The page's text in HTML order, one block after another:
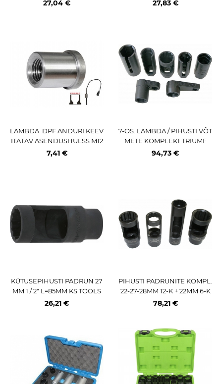
27,04 € 27,83 €
LAMBDA. DPF ANDURI KEEV
ITATAV ASENDUSHÜLSS M12
X1.25 KOONILINE IST TRIUMF
7,41 €
7-OS. LAMBDA / PIHUSTI VÕT
METE KOMPLEKT TRIUMF
94,73 €
KÜTUSEPIHUSTI PADRUN 27
MM 1 / 2" L=85MM KS TOOLS
26,21 €
PIHUSTI PADRUNITE KOMPL.
22-27-28MM 12-K + 22MM 6-K
TRIUMF
78,21 €